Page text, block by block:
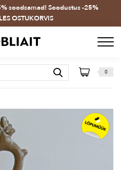
soodsamad! Soodustus -25%
OSTUKORVIS
0